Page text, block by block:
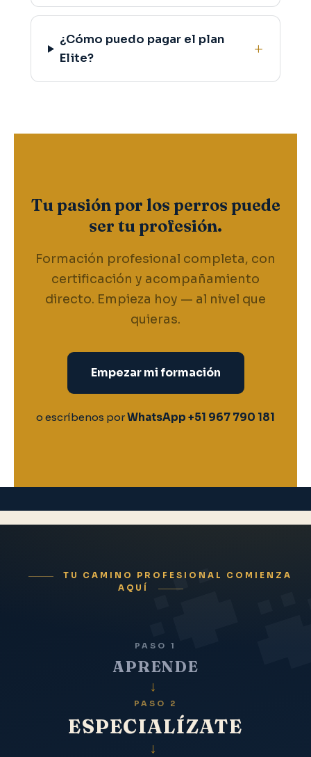
¿Cómo puedo pagar el plan
Elite?
Tu pasión por los perros puede
ser tu profesión.
Formación profesional completa, con
certificación y acompañamiento
directo. Empieza hoy — al nivel que
quieras.
Empezar mi formación
o escríbenos porWhatsApp +51 967 790 181
TU CAMINO PROFESIONAL COMIENZA
AQUÍ
PASO 1
APRENDE
→
PASO 2
ESPECIALÍZATE
→